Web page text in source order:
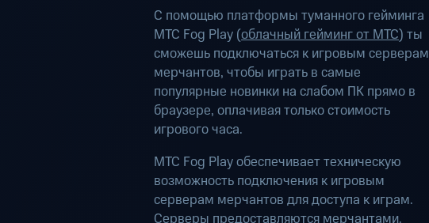
С помощью платформы туманного гейминга
МТС Fog Play (облачный гейминг от МТС) ты
сможешь подключаться к игровым серверам
мерчантов, чтобы играть в самые
популярные новинки на слабом ПК прямо в
браузере, оплачивая только стоимость
игрового часа.
МТС Fog Play обеспечивает техническую
возможность подключения к игровым
серверам мерчантов для доступа к играм.
Серверы предоставляются мерчантами.